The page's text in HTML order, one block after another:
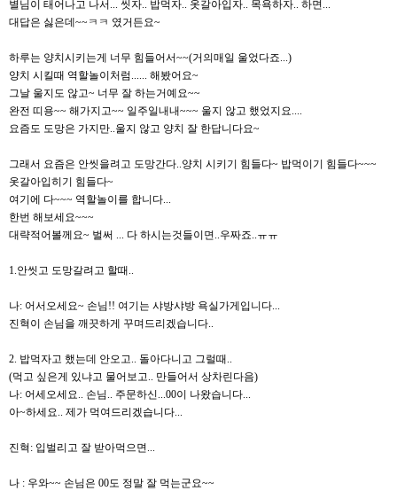
별님이 태어나고 나서... 씻자.. 밥먹자.. 옷갈아입자.. 목욕하자.. 하면...
대답은 싫은데~~ㅋㅋ 였거든요~
하루는 양치시키는게 너무 힘들어서~~(거의매일 울었다죠...)
양치 시킬때 역할놀이처럼...... 해봤어요~
그날 울지도 않고~ 너무 잘 하는거예요~~
완전 띠용~~ 해가지고~~ 일주일내내~~~ 울지 않고 했었지요....
요즘도 도망은 가지만..울지 않고 양치 잘 한답니다요~
그래서 요즘은 안씻을려고 도망간다..양치 시키기 힘들다~ 밥먹이기 힘들다~~~
옷갈아입히기 힘들다~
여기에 다~~~ 역할놀이를 합니다...
한번 해보세요~~~
대략적어볼께요~ 벌써 ... 다 하시는것들이면..우짜죠..ㅠㅠ
1.안씻고 도망갈려고 할때..
나: 어서오세요~ 손님!! 여기는 샤방샤방 욕실가게입니다...
진혁이 손님을 깨끗하게 꾸며드리겠습니다..
2. 밥먹자고 했는데 안오고.. 돌아다니고 그럴때..
(먹고 싶은게 있냐고 물어보고.. 만들어서 상차린다음)
나: 어세오세요.. 손님.. 주문하신...00이 나왔습니다...
아~하세요.. 제가 먹여드리겠습니다...
진혁: 입벌리고 잘 받아먹으면...
나 : 우와~~ 손님은 00도 정말 잘 먹는군요~~